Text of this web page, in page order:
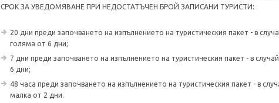
СРОК ЗА УВЕДОМЯВАНЕ ПРИ НЕДОСТАТЪЧЕН БРОЙ ЗАПИСАНИ ТУРИСТИ:
20 дни преди започването на изпълнението на туристическия пакет - в
голяма от 6 дни;
7 дни преди започването на изпълнението на туристическия пакет - в
6 дни;
48 часа преди започването на изпълнението на туристическия пакет - в
малка от 2 дни.